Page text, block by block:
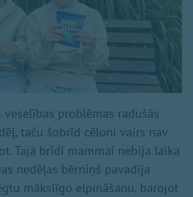
problēmas radušās
taču šobrīd cēloni vairs nav
Tajā brīdī mammai nebija laika
nedēļas bērniņš pavadīja
mākslīgo elpināšanu, barojot